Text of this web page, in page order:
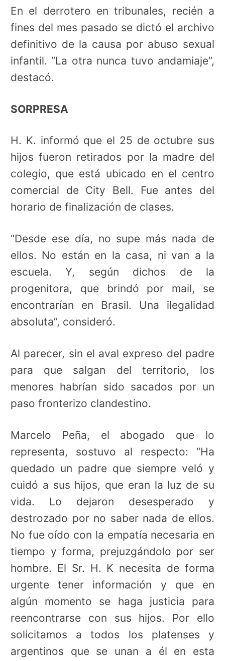
En el derrotero en tribunales, recién a
fines del mes pasado se dictó el archivo
definitivo de la causa por abuso sexual
infantil. “La otra nunca tuvo andamiaje”,
destacó.
SORPRESA
H. K. informó que el 25 de octubre sus
hijos fueron retirados por la madre del
colegio, que está ubicado en el centro
comercial de City Bell. Fue antes del
horario de finalización de clases.
“Desde ese día, no supe más nada de
ellos. No están en la casa, ni van a la
escuela. Y, según dichos de la
progenitora, que brindó por mail, se
encontrarían en Brasil. Una ilegalidad
absoluta”, consideró.
Al parecer, sin el aval expreso del padre
para que salgan del territorio, los
menores habrían sido sacados por un
paso fronterizo clandestino.
Marcelo Peña, el abogado que lo
representa, sostuvo al respecto: “Ha
quedado un padre que siempre veló y
cuidó a sus hijos, que eran la luz de su
vida. Lo dejaron desesperado y
destrozado por no saber nada de ellos.
No fue oído con la empatía necesaria en
tiempo y forma, prejuzgándolo por ser
hombre. El Sr. H. K necesita de forma
urgente tener información y que en
algún momento se haga justicia para
reencontrarse con sus hijos. Por ello
solicitamos a todos los platenses y
argentinos que se unan a él en esta